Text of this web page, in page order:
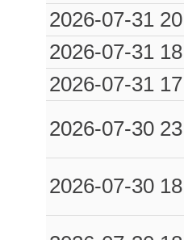
2026-07-31
2026-07-31
2026-07-31
2026-07-30
2026-07-30